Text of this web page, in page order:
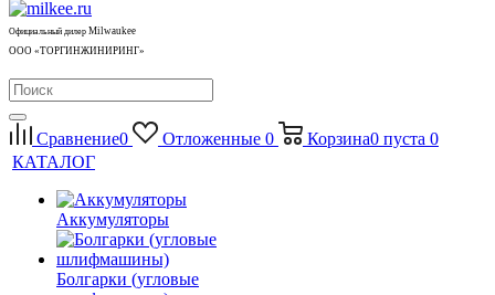
Официальный дилер Milwaukee
ООО «ТОРГИНЖИНИРИНГ»
Сравнение0 Отложенные 0 Корзина0 пуста 0
КАТАЛОГ
Аккумуляторы
Болгарки (угловые